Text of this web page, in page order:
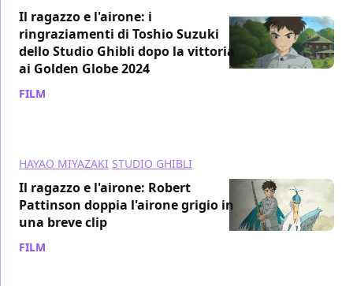
Il ragazzo e l'airone: i
ringraziamenti di Toshio Suzuki
dello Studio Ghibli dopo la vittoria
ai Golden Globe 2024
FILM
HAYAO MIYAZAKI STUDIO GHIBLI
Il ragazzo e l'airone: Robert
Pattinson doppia l'airone grigio in
una breve clip
FILM